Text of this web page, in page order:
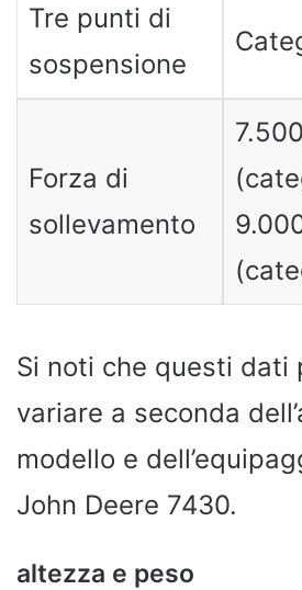
Tre punti di
sospensione
Forza di
sollevamento
Si noti che questi dati
variare a seconda
modello e
John Deere 7430.
altezza e peso